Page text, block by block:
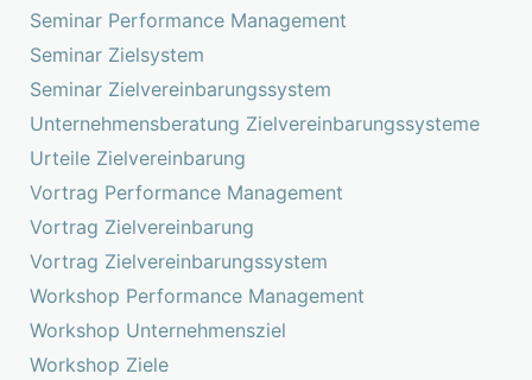
Seminar Performance Management
Seminar Zielsystem
Seminar Zielvereinbarungssystem
Unternehmensberatung Zielvereinbarungssysteme
Urteile Zielvereinbarung
Vortrag Performance Management
Vortrag Zielvereinbarung
Vortrag Zielvereinbarungssystem
Workshop Performance Management
Workshop Unternehmensziel
Workshop Ziele